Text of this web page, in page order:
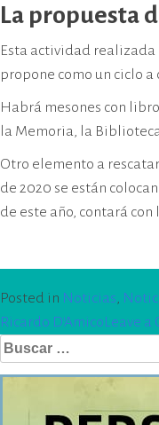
La propuesta
Esta actividad realizada
propone como un ciclo
Habrá mesones con
la Memoria, la
Otro elemento a
de 2020 se están
de este año, contará
Posted in Noticias,
Ricardo D’AmicoLeave a
Buscar: